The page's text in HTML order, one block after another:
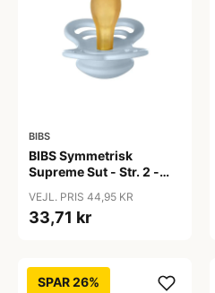
BIBS
BIBS Symmetrisk
Supreme Sut - Str. 2 -
VEJL. PRIS 44,95 KR
33,71 kr
SPAR 26%